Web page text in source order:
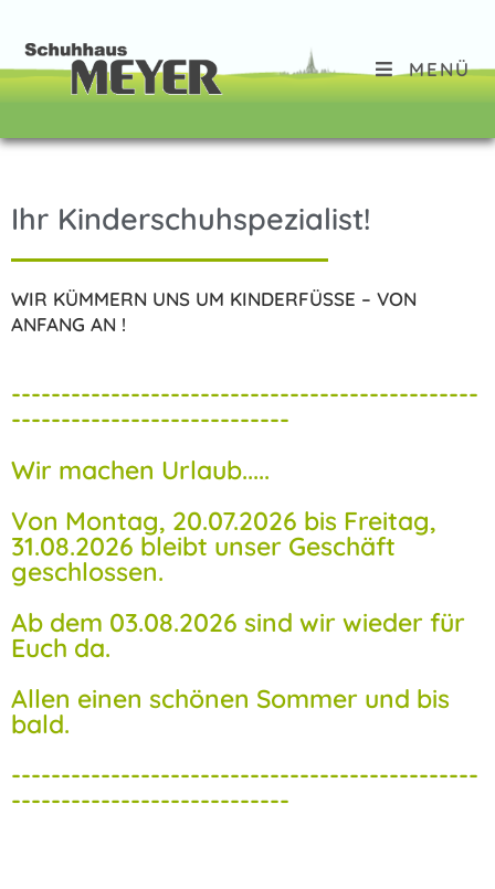
MENÜ
Ihr Kinderschuhspezialist!
WIR KÜMMERN UNS UM KINDERFÜSSE – VON
ANFANG AN !
-----------------------------------------------
----------------------------
Wir machen Urlaub.....
Von Montag, 20.07.2026 bis Freitag,
31.08.2026 bleibt unser Geschäft
geschlossen.
Ab dem 03.08.2026 sind wir wieder für
Euch da.
Allen einen schönen Sommer und bis
bald.
-----------------------------------------------
----------------------------